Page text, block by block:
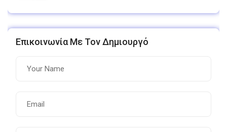
Επικοινωνία Με Τον Δημιουργό